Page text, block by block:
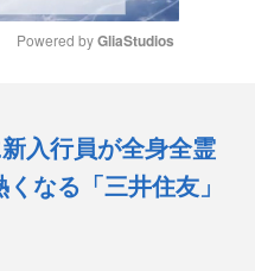
e
Powered by GliaStudios
入行員が全身全霊
なる「三井住友」